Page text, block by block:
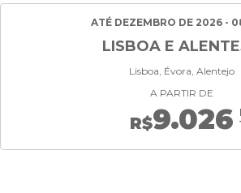
ATÉ DEZEMBRO DE 2026 -
LISBOA E
Lisboa, Évora, Alentejo
A PARTIR DE
R$9.026